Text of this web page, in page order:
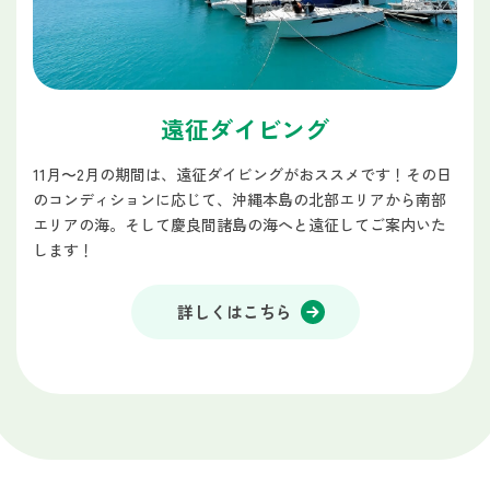
遠征ダイビング
11月〜2月の期間は、遠征ダイビングがおススメです！その日
のコンディションに応じて、沖縄本島の北部エリアから南部
エリアの海。そして慶良間諸島の海へと遠征してご案内いた
します！
詳しくはこちら